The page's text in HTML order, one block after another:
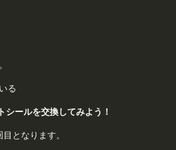
る
シールを交換してみよう！
となります。